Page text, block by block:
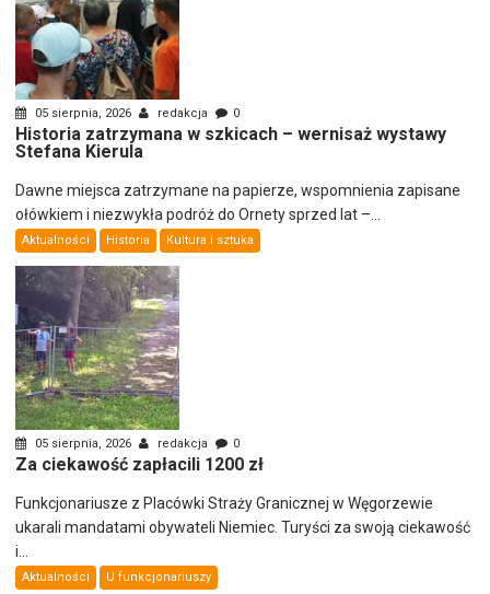
05 sierpnia, 2026 redakcja 0
Historia zatrzymana w szkicach – wernisaż wystawy
Stefana Kierula
Dawne miejsca zatrzymane na papierze, wspomnienia zapisane
ołówkiem i niezwykła podróż do Ornety sprzed lat –...
Aktualności Historia Kultura i sztuka
05 sierpnia, 2026 redakcja 0
Za ciekawość zapłacili 1200 zł
Funkcjonariusze z Placówki Straży Granicznej w Węgorzewie
ukarali mandatami obywateli Niemiec. Turyści za swoją ciekawość
i...
Aktualności U funkcjonariuszy